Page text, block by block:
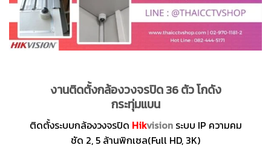
งานติดตั้งกล้องวงจรปิด 36 ตัว โกดัง
กระทุ่มแบน
ติดตั้งระบบกล้องวงจรปิด Hikvisionระบบ IP ความคม
ชัด 2, 5 ล้านพิกเซล(Full HD, 3K)